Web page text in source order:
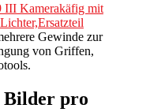
III Kamerakäfig mit
Gewinde zur
von Griffen,
Bilder pro